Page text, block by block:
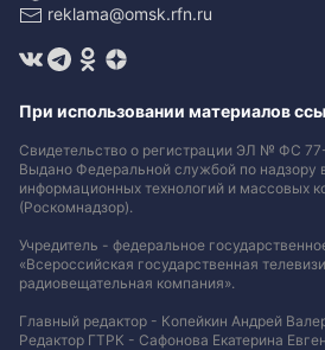
reklama@omsk.rfn.ru
При использовании материалов
Свидетельство о регистрации ЭЛ № ФС
Выдано Федеральной службой по надзору
информационных технологий и массовых
(Роскомнадзор).
Учредитель - федеральное
«Всероссийская государственная
радиовещательная компания».
Главный редактор - Копейкин Андрей
Редактор ГТРК - Сафонова Екатерина